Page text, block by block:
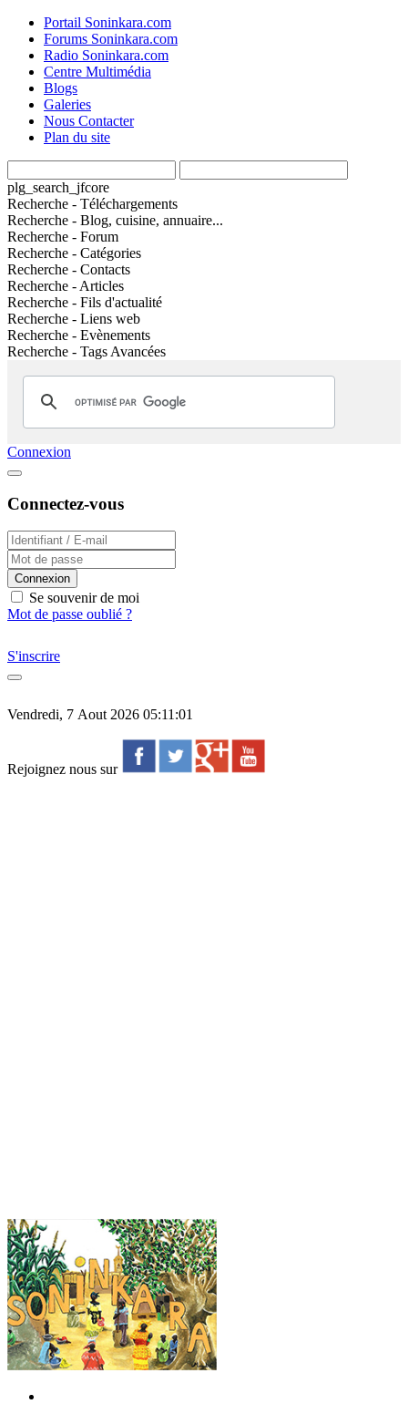
Portail Soninkara.com
Forums Soninkara.com
Radio Soninkara.com
Centre Multimédia
Blogs
Galeries
Nous Contacter
Plan du site
plg_search_jfcore
Recherche - Téléchargements
Recherche - Blog, cuisine, annuaire...
Recherche - Forum
Recherche - Catégories
Recherche - Contacts
Recherche - Articles
Recherche - Fils d'actualité
Recherche - Liens web
Recherche - Evènements
Recherche - Tags Avancées
Connexion
Connectez-vous
Connexion
Se souvenir de moi
Mot de passe oublié ?
S'inscrire
Vendredi, 7 Aout 2026 05:11:01
Rejoignez nous sur